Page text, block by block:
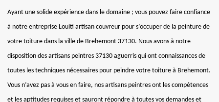
Ayant une solide expérience dans le domaine ; vous pouvez faire confiance
à notre entreprise Louiti artisan couvreur pour s’occuper de la peinture de
votre toiture dans la ville de Brehemont 37130. Nous avons à notre
disposition des artisans peintres 37130 aguerris qui ont connaissances de
toutes les techniques nécessaires pour peindre votre toiture à Brehemont.
Vous n’avez pas à vous en faire, nos artisans peintres ont les compétences
et les aptitudes requises et sauront répondre à toutes vos demandes et